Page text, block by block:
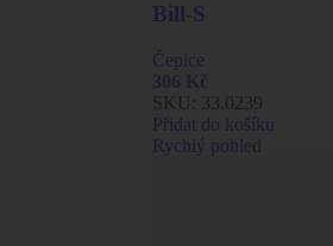
Bill-S
Čepice
SKU:
33.0239
Přidat do košíku
Rychlý pohled